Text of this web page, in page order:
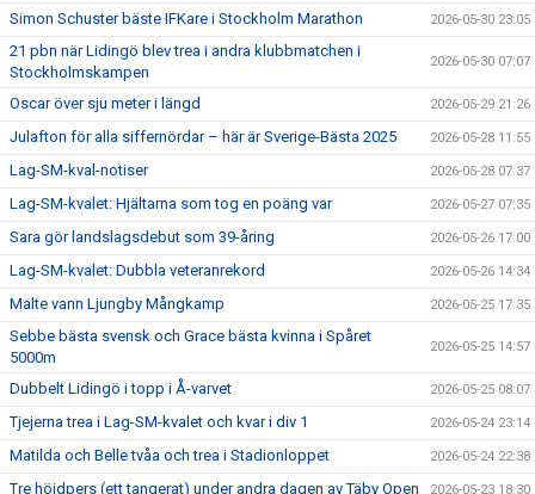
Simon Schuster bäste IFKare i Stockholm Marathon 2026-05-30 23:05
21 pbn när Lidingö blev trea i andra klubbmatchen i
Stockholmskampen
2026-05-30 07:07
Oscar över sju meter i längd 2026-05-29 21:26
Julafton för alla siffernördar – här är Sverige-Bästa 2025 2026-05-28 11:55
Lag-SM-kval-notiser 2026-05-28 07:37
Lag-SM-kvalet: Hjältarna som tog en poäng var 2026-05-27 07:35
Sara gör landslagsdebut som 39-åring 2026-05-26 17:00
Lag-SM-kvalet: Dubbla veteranrekord 2026-05-26 14:34
Malte vann Ljungby Mångkamp 2026-05-25 17:35
Sebbe bästa svensk och Grace bästa kvinna i Spåret
5000m
2026-05-25 14:57
Dubbelt Lidingö i topp i Å-varvet 2026-05-25 08:07
Tjejerna trea i Lag-SM-kvalet och kvar i div 1 2026-05-24 23:14
Matilda och Belle tvåa och trea i Stadionloppet 2026-05-24 22:38
Tre höjdpers (ett tangerat) under andra dagen av Täby Open 2026-05-23 18:30